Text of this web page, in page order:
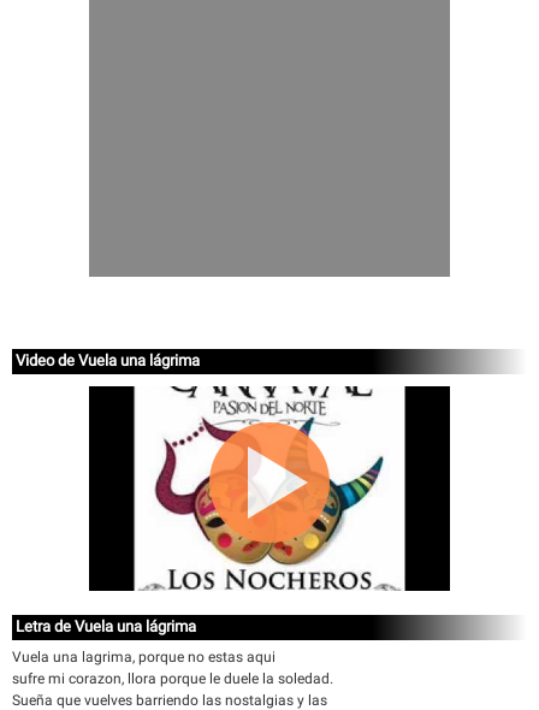
Video de Vuela una lágrima
Letra de Vuela una lágrima
Vuela una lagrima, porque no estas aqui
sufre mi corazon, llora porque le duele la soledad.
Sueña que vuelves barriendo las nostalgias y las